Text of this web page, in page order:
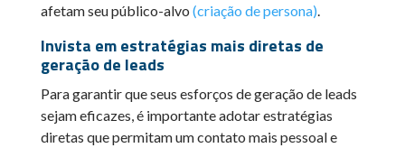
afetam seu público-alvo (criação de persona).
Invista em estratégias mais diretas de
geração de leads
Para garantir que seus esforços de geração de leads
sejam eficazes, é importante adotar estratégias
diretas que permitam um contato mais pessoal e